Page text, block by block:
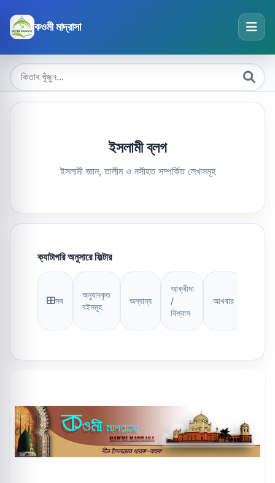
কওমী মাদ্রাসা
ইসলামী ব্লগ
ইসলামী জ্ঞান, তালীম ও নসীহত সম্পর্কিত লেখাসমূহ
ক্যাটাগরি অনুসারে ফিল্টার
সব
অনুবাদকৃত
বইসমূহ
অন্যান্য
আক্বীদা
/
বিশ্বাস
আখবার